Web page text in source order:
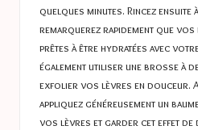
quelques minutes. Rincez ensuite
remarquerez rapidement que
prêtes à être hydratées avec
également utiliser une brosse à
exfolier vos lèvres en douceur.
appliquez généreusement un
vos lèvres et garder cet effet de